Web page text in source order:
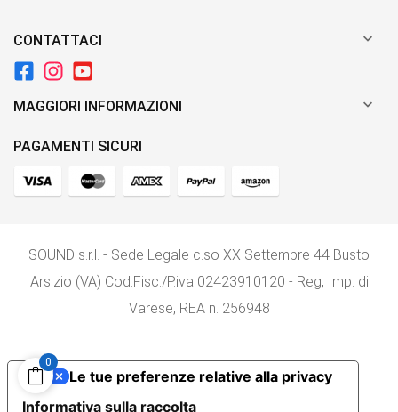
CONTATTACI 
MAGGIORI INFORMAZIONI 
PAGAMENTI SICURI
SOUND s.r.l. - Sede Legale c.so XX Settembre 44 Busto
Arsizio (VA) Cod.Fisc./P.iva 02423910120 - Reg, Imp. di
Varese, REA n. 256948
0
Informativa sulla raccolta
Le tue preferenze relative alla privacy